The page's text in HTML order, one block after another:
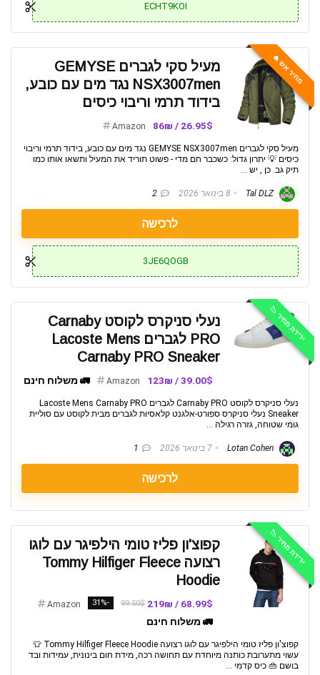
ECHT9KOI
מחיר אש 🔥
מעיל סקי לגברים GEMYSE
NSX3007men נגד מים עם כובע,
בידוד תרמי וריבוי כיסים
26.95$ / 86₪
Amazon
מעיל סקי לגברים GEMYSE NSX3007men נגד מים עם כובע, בידוד תרמי וריבוי
כיסים 💡 יתרון גדול: כשכבר חם מדי - פשוט תוריד את המעיל ותשאו אותו כמו
תיק גב. כן , יש ...
Tal DLZ 8 בינואר 2026 2
לרכישה
3JE6QOGB
ירידת מחיר 📉
נעלי סניקרס לקוסט Carnaby
PRO לגברים Lacoste Mens
Carnaby PRO Sneaker
39.00$ / 123₪
Amazon 🚛 משלוח חינם
נעלי סניקרס לקוסט Carnaby PRO לגברים Lacoste Mens Carnaby PRO
Sneaker נעלי סניקרס ספורט-אלגנט קלאסיות לגברים מבית לקוסט עם סוליית
גומי שטוחה, גזרה רגילה ...
7 בינואר 2026 1
לרכישה
ירידת מחיר 📉
קפוצ'ון פליז טומי הילפיגר עם לוגו
רצועה Tommy Hilfiger Fleece
Hoodie
68.99$ / 219₪
99.50$
-31%
Amazon
🚛 משלוח חינם
קפוצ'ון פליז טומי הילפיגר עם לוגו רצועה Tommy Hilfiger Fleece Hoodie 👕
עשוי מתערובת כותנה מיוחדת עם תחושה רכה, מידת חום בינונית, עמידות ובד
בושם 👜 כיס קדמי ...